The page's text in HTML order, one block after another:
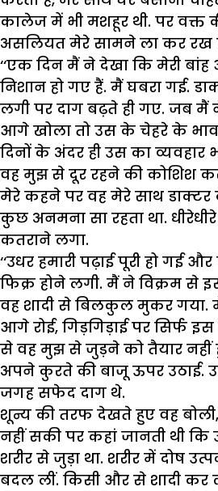
कालेज में भी मशहूर थी. पर वक्त
असलियत मेरे सामने ला कर रख
‘‘एक दिन मैं ने देखा कि मेरी
निशान हो गए हैं. मैं घबरा गई.
लगी पर दाग बढ़ते ही गए. जब मैं
आगे खोला तो उस के चेहरे के
दिनों के अंदर ही उस का
वह मुझ से दूर रहने की कोशिश
मेरे कहने पर वह मेरे साथ डाक्टर
कुछ अनमना सा रहता था.
कतराने लगा.
‘‘उधर हमारी पढ़ाई पूरी हो गई
फिक्र होने लगी. मैं ने विक्रम से
वह शादी से बिलकुल मुकर गया.
आगे रोई, गिड़गिड़ाई पर सिर्फ
से वह मुझ से जुड़ने को तैयार नहीं
अपने कुरते की बाजू ऊपर उठाई.
जगह सफेद दाग थे.
शून्य की तरफ देखते हुए वह
नहीं सकी पर कहां जानती थी कि
शरीर से जुड़ा था. शरीर में दोष
बदल लीं. किसी और से शादी कर